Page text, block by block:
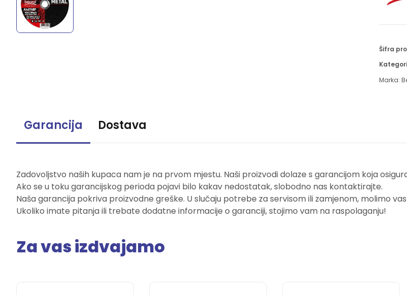
Šifra
Marka:
Garancija Dostava
Zadovoljstvo naših kupaca nam je na prvom mjestu. Naši proizvodi dolaze s garancijom koja
Ako se u toku garancijskog perioda pojavi bilo kakav nedostatak, slobodno nas kontaktirajte.
Naša garancija pokriva proizvodne greške. U slučaju potrebe za servisom ili zamjenom, molimo
Ukoliko imate pitanja ili trebate dodatne informacije o garanciji, stojimo vam na raspolaganju!
Za vas izdvajamo